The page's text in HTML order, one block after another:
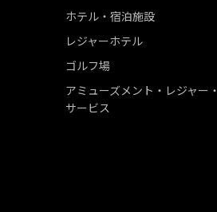
ホテル・宿泊施設
レジャーホテル
ゴルフ場
アミューズメント・レジャー・
サービス